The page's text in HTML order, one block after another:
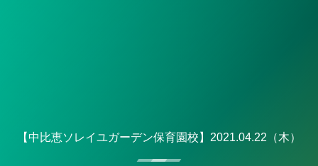
【中比恵ソレイユガーデン保育園校】2021.04.22（木）